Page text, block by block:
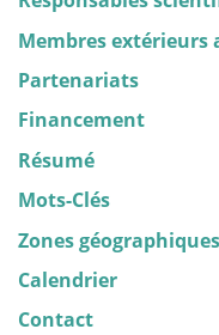
Membres extérieurs
Partenariats
Financement
Résumé
Mots-Clés
Zones géographiques
Calendrier
Contact